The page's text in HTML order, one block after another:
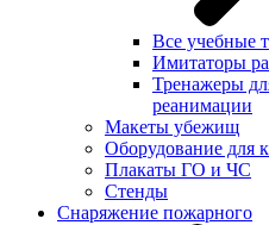
Все учебные
Имитаторы
Тренажеры
реанимации
Макеты убежищ
Оборудование для
Плакаты ГО и ЧС
Стенды
Снаряжение пожарного